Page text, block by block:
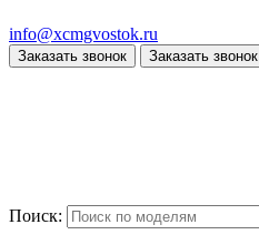
info@xcmgvostok.ru
Заказать звонок Заказать звонок
Поиск: